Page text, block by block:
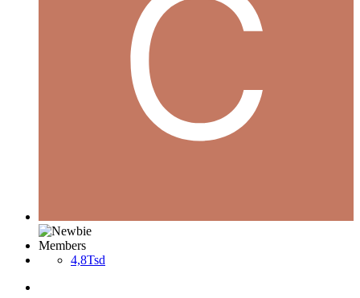
Members
4,8Tsd